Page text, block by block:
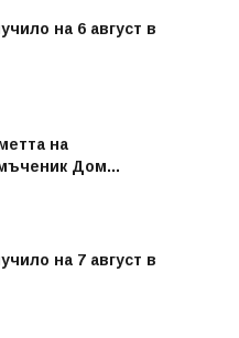
на 6 август в
на
Дом...
на 7 август в